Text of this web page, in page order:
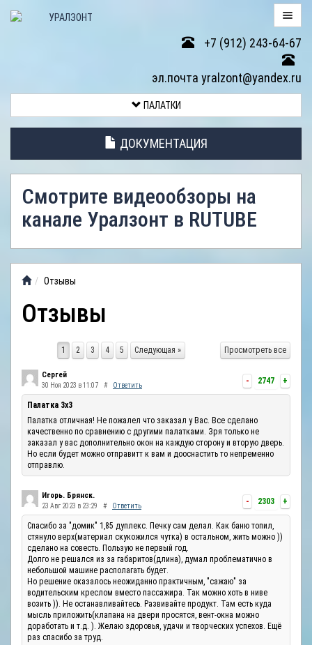
+7 (912) 243-64-67
эл.почта yralzont@yandex.ru
ТОВАРА
ПАЛАТОК
АНТИДОЖДЕВЫЕ
ТЕНТЫ
ВИДЕООБЗОР
ОТЗЫВЫ
ПАЛАТКИ
ДОКУМЕНТАЦИЯ
Смотрите видеообзоры на
канале Уралзонт в RUTUBE
Отзывы
Отзывы
Просмотреть все
1 2 3 4 5 Следующая »
- 2747 +
Сергей
30 Ноя 2023 в 11:07 # Ответить
Палатка 3х3
Палатка отличная! Не пожалел что заказал у Вас. Все сделано
качественно по сравнению с другими палатками. Зря только не
заказал у вас дополнительно окон на каждую сторону и вторую дверь.
Но если будет можно отправитт к вам и дооснастить то непременно
отправлю.
- 2303 +
Игорь. Брянск.
23 Авг 2023 в 23:29 # Ответить
Спасибо за "домик" 1,85 дуплекс. Печку сам делал. Как баню топил,
стянуло верх(материал скукожился чутка) в остальном, жить можно ))
сделано на совесть. Пользую не первый год.
Долго не решался из за габаритов(длина), думал проблематично в
небольшой машине располагать будет.
Но решение оказалось неожиданно практичным, "сажаю" за
водительским креслом вместо пассажира. Так можно хоть в ниве
возить )). Не останавливайтесь. Развивайте продукт. Там есть куда
мысль приложить(клапана на двери просятся, вент-окна можно
доработать и т.д. ). Желаю здоровья, удачи и творческих успехов. Ещё
раз спасибо за труд.